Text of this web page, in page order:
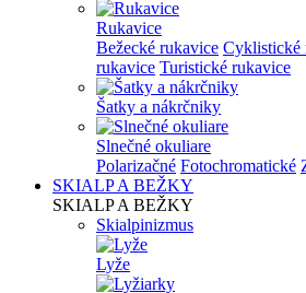
Rukavice
Bežecké rukavice Cyklistické
rukavice Turistické rukavice
Šatky a nákrčniky
Slnečné okuliare
Polarizačné Fotochromatické
SKIALP A BEŽKY
SKIALP A BEŽKY
Skialpinizmus
Lyže